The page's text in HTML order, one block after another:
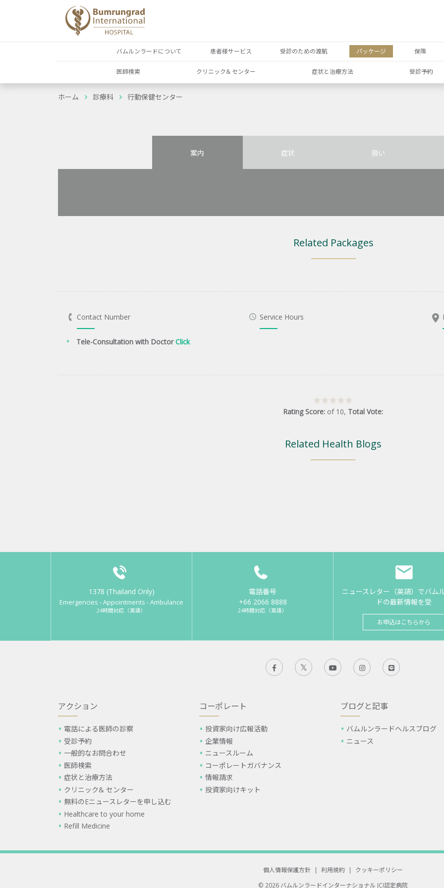
バムルンラードについて 患者様サービス 受診のための渡航 パッケージ 保険
医師検索 クリニック& センター 症状と治療方法 受診予約
ホーム 診療科 行動保健センター
案内 症状 扱い
Related Packages
Contact Number
Tele-Consultation with DoctorClick
Service Hours
Rating Score: of 10, Total Vote:
Related Health Blogs
1378 (Thailand Only)
Emergencies - Appointments - Ambulance
24時間対応（英語）
電話番号
+66 2066 8888
24時間対応（英語）
ニュースレター（英語）でバム
ドの最新情報を受
お申込はこちらから
アクション
電話による医師の診察
受診予約
一般的なお問合わせ
医師検索
症状と治療方法
クリニック& センター
無料のEニュースレターを申し込む
Healthcare to your home
Refill Medicine
コーポレート
投資家向け広報活動
企業情報
ニュースルーム
コーポレートガバナンス
情報請求
投資家向けキット
ブログと記事
バムルンラードヘルスブログ
ニュース
個人情報保護方針 | 利用規約 |
クッキーポリシー
© 2026 バムルンラードインターナショナル JCI認定病院